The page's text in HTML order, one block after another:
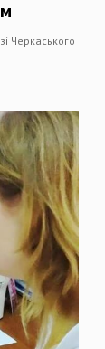
Черкаського